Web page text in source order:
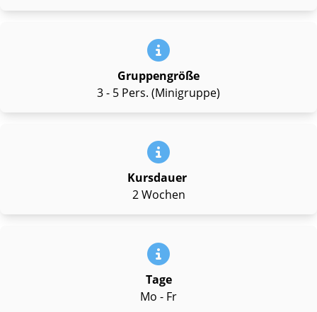
Gruppengröße
3 - 5 Pers. (Minigruppe)
Kursdauer
2 Wochen
Tage
Mo - Fr